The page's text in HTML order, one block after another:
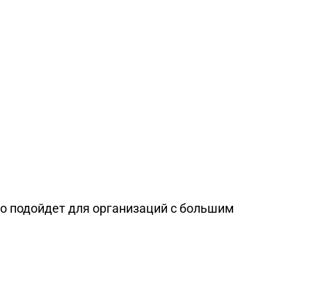
для организаций с большим